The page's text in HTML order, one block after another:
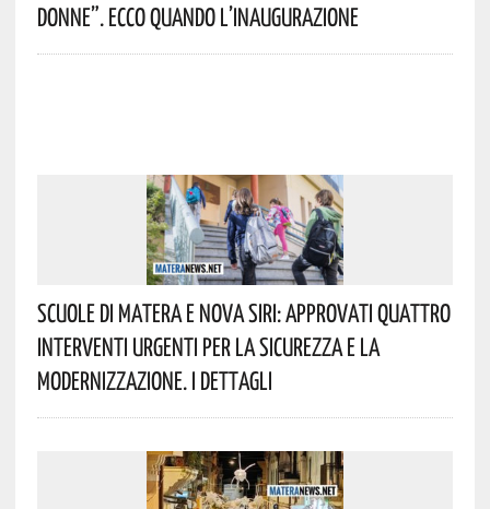
Donne”. Ecco Quando L’inaugurazione
Scuole Di Matera E Nova Siri: Approvati Quattro
Interventi Urgenti Per La Sicurezza E La
Modernizzazione. I Dettagli